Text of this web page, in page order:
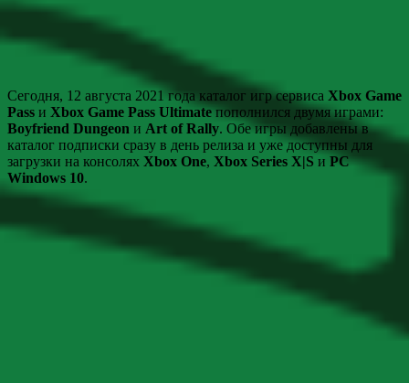
Сегодня, 12 августа 2021 года каталог игр сервиса Xbox Game
Pass и Xbox Game Pass Ultimateпополнился двумя играми:
Boyfriend Dungeon и Art of Rally. Обе игры добавлены в
каталог подписки сразу в день релиза и уже доступны для
загрузки на консолях Xbox One, Xbox Series X|S и PC
Windows 10.